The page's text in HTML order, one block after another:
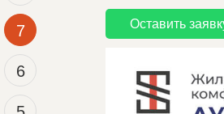
7
6
Оставить